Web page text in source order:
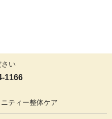
さい
1166
ティー整体ケア